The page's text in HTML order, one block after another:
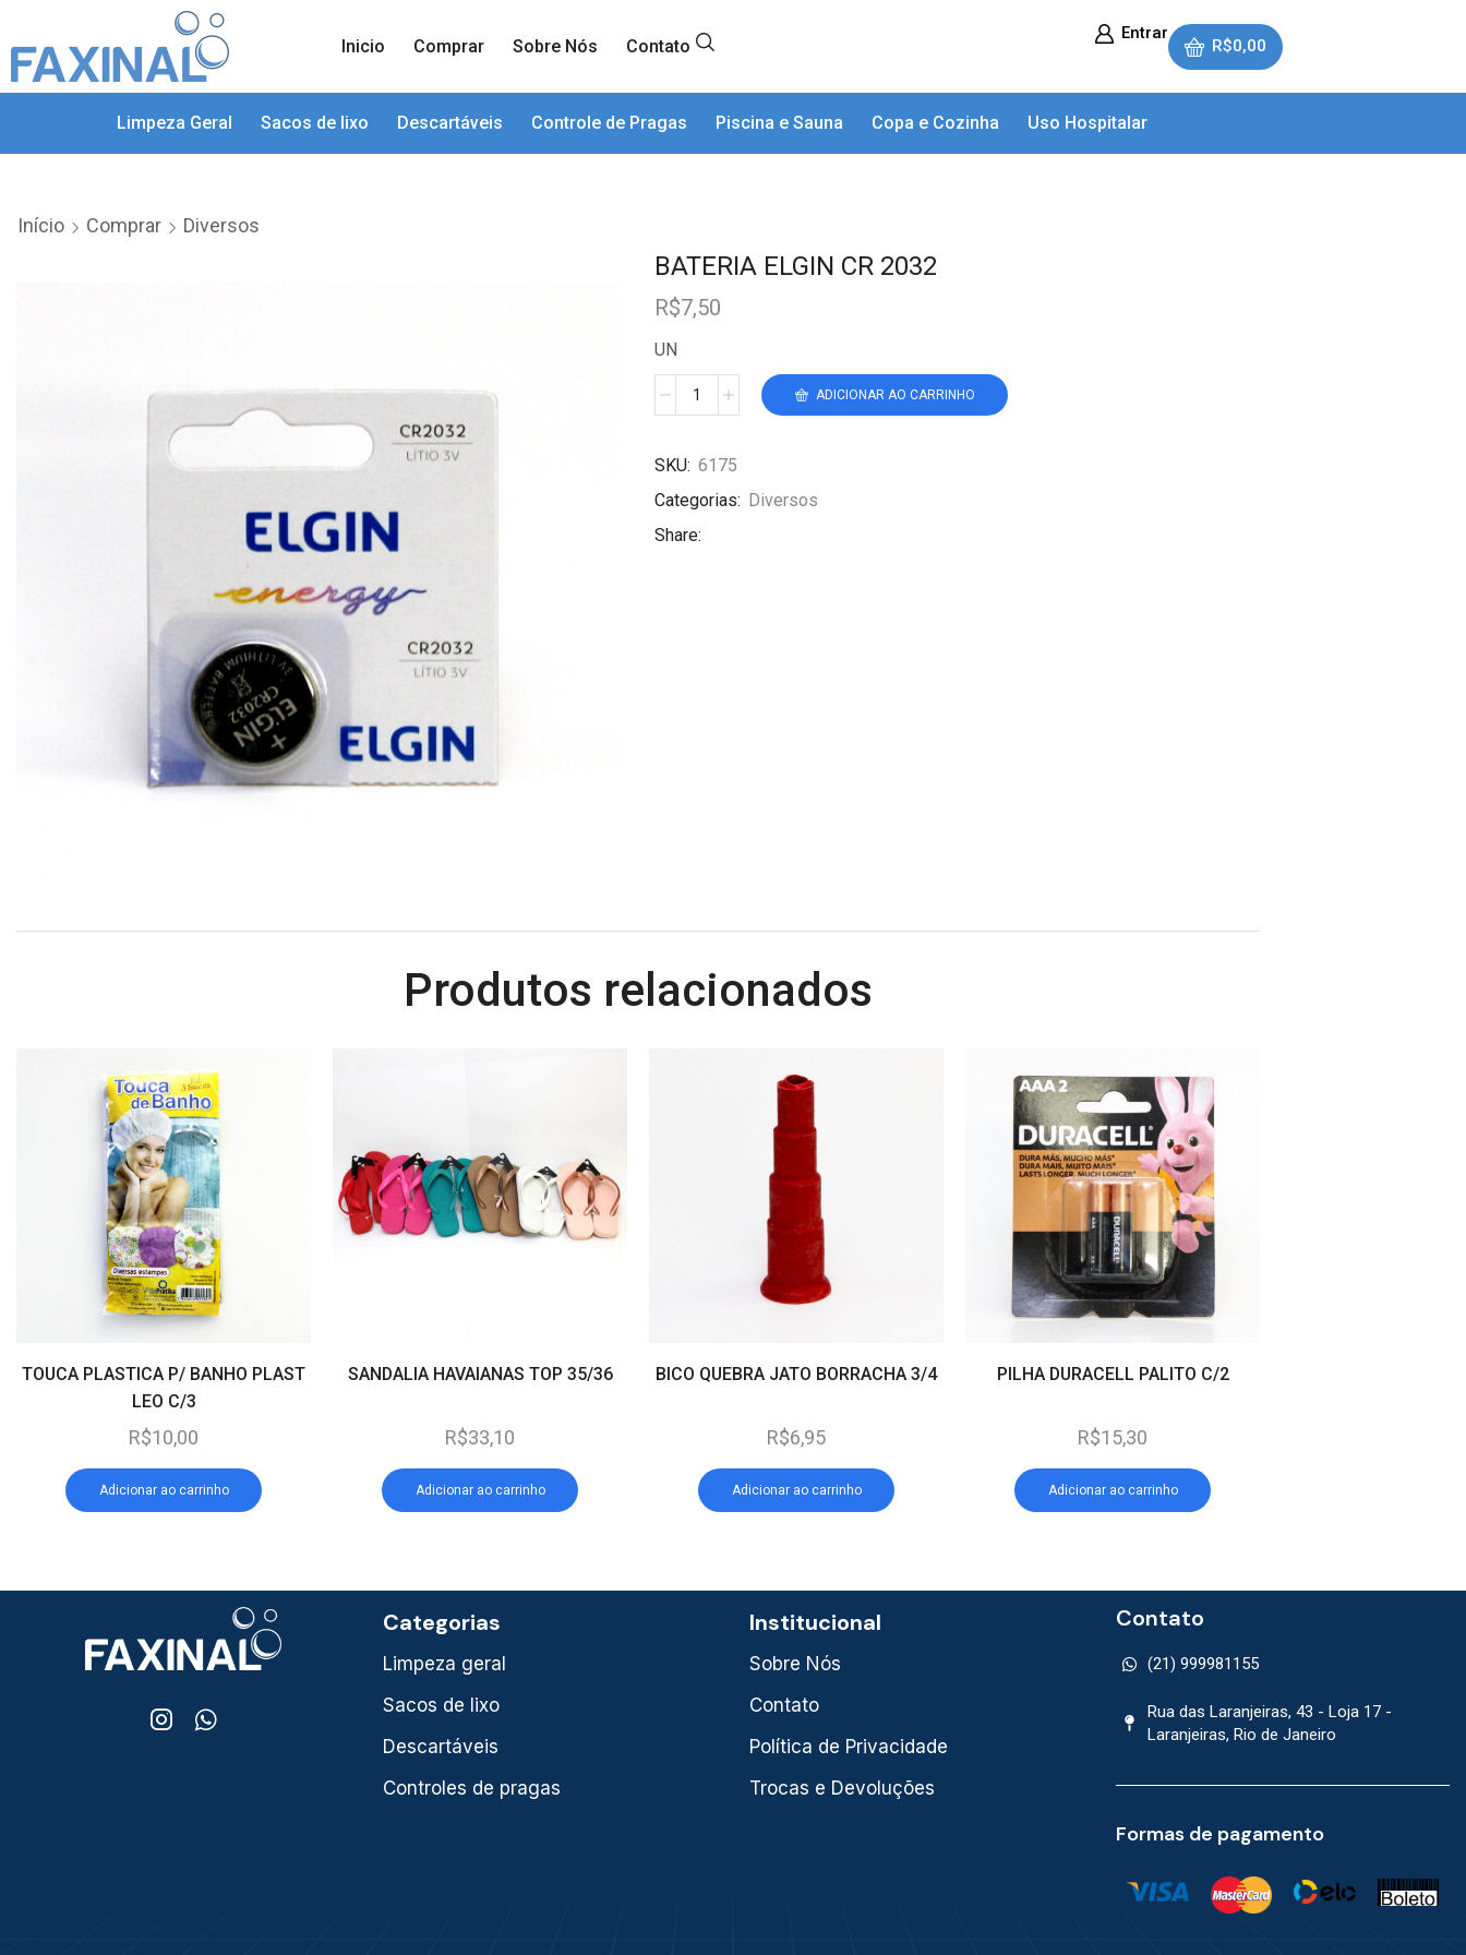
Inicio Comprar Sobre Nós Contato
Entrar
R$0,00
Limpeza Geral Sacos de lixo Descartáveis Controle de Pragas Piscina e Sauna Copa e Cozinha Uso Hospitalar
Início Comprar Diversos
BATERIA ELGIN CR 2032
R$7,50
UN
ADICIONAR AO CARRINHO
SKU: 6175
Categorias: Diversos
Share:
Produtos relacionados
TOUCA PLASTICA P/ BANHO PLAST
LEO C/3
R$10,00
Adicionar ao carrinho
SANDALIA HAVAIANAS TOP 35/36
R$33,10
Adicionar ao carrinho
BICO QUEBRA JATO BORRACHA 3/4
R$6,95
Adicionar ao carrinho
PILHA DURACELL PALITO C/2
R$15,30
Adicionar ao carrinho
Categorias
Limpeza geral
Sacos de lixo
Descartáveis
Controles de pragas
Institucional
Sobre Nós
Contato
Política de Privacidade
Trocas e Devoluções
Contato
(21) 999981155
Rua das Laranjeiras, 43 - Loja 17 -
Laranjeiras, Rio de Janeiro
Formas de pagamento